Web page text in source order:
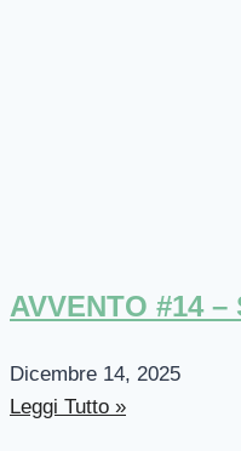
AVVENTO #14
Dicembre 14, 2025
Leggi Tutto »